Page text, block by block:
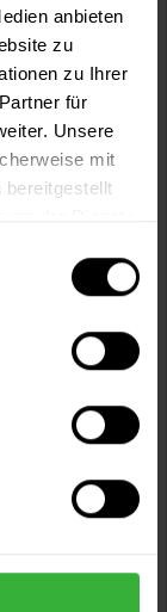
anbieten
zu
zu Ihrer
für
Unsere
mit
bereitgestellt